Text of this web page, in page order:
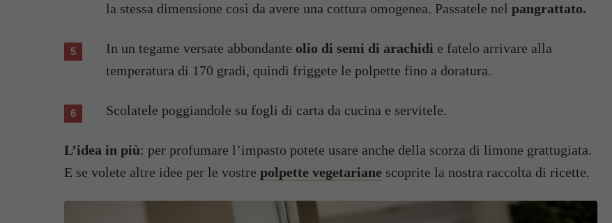
la stessa dimensione così da avere una cottura omogenea. Passatele nel pangrattato.
In un tegame versate abbondante olio di semi di arachidi e fatelo arrivare alla
temperatura di 170 gradi, quindi friggete le polpette fino a doratura.
Scolatele poggiandole su fogli di carta da cucina e servitele.
L’idea in più: per profumare l’impasto potete usare anche della scorza di limone grattugiata.
E se volete altre idee per le vostre polpette vegetariane scoprite la nostra raccolta di ricette.